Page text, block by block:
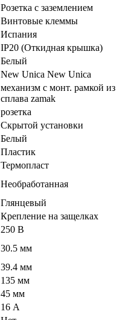
Розетка с заземлением
Винтовые клеммы
Испания
IP20 (Откидная крышка)
Белый
New Unica New Unica
механизм с монт. рамкой из
сплава zamak
розетка
Скрытой установки
Белый
Пластик
Термопласт
Необработанная
Глянцевый
Крепление на защелках
250 В
30.5 мм
39.4 мм
135 мм
45 мм
16 А